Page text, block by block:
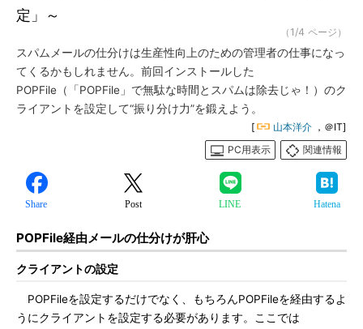
定」～
（1/4 ページ）
スパムメールの仕分けは生産性向上のための管理者の仕事になっ
てくるかもしれません。前回インストールした
POPFile（「POPFile」で無駄な時間とスパムは除去じゃ！）のク
ライアントを設定して“振り分け力”を鍛えよう。
[ 山本洋介 ，＠IT]
PC用表示
関連情報
Share Post LINE Hatena
POPFile経由メールの仕分けが肝心
クライアントの設定
POPFileを設定するだけでなく、もちろんPOPFileを経由するよ
うにクライアントを設定する必要があります。ここでは